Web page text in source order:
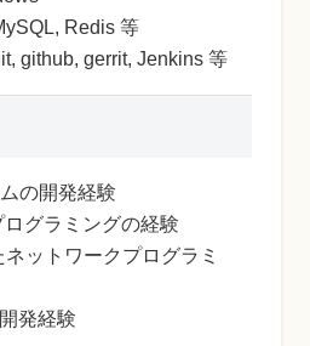
Redis 等
github, gerrit, Jenkins 等
の開発経験
ログラミングの経験
ネットワークプログラミ
発経験